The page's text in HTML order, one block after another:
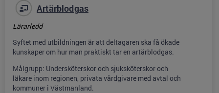
Artärblodgas
Lärarledd
Syftet med utbildningen är att deltagaren ska få ökade
kunskaper om hur man praktiskt tar en artärblodgas.
Målgrupp: Undersköterskor och sjuksköterskor och
läkare inom regionen, privata vårdgivare med avtal och
kommuner i Västmanland.